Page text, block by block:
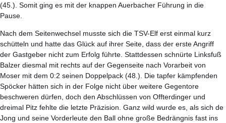
(45.). Somit ging es mit der knappen Auerbacher Führung in die
Pause.
Nach dem Seitenwechsel musste sich die TSV-Elf erst einmal kurz
schütteln und hatte das Glück auf ihrer Seite, dass der erste Angriff
der Gastgeber nicht zum Erfolg führte. Stattdessen schnürte Linksfuß
Balzer diesmal mit rechts auf der Gegenseite nach Vorarbeit von
Moser mit dem 0:2 seinen Doppelpack (48.). Die tapfer kämpfenden
Spöcker hätten sich in der Folge nicht über weitere Gegentore
beschweren dürfen, doch den Abschlüssen von Offterdinger und
dreimal Pitz fehlte die letzte Präzision. Ganz wild wurde es, als sich de
Jong und seine Vorderleute den Ball ohne große Bedrängnis fast ins